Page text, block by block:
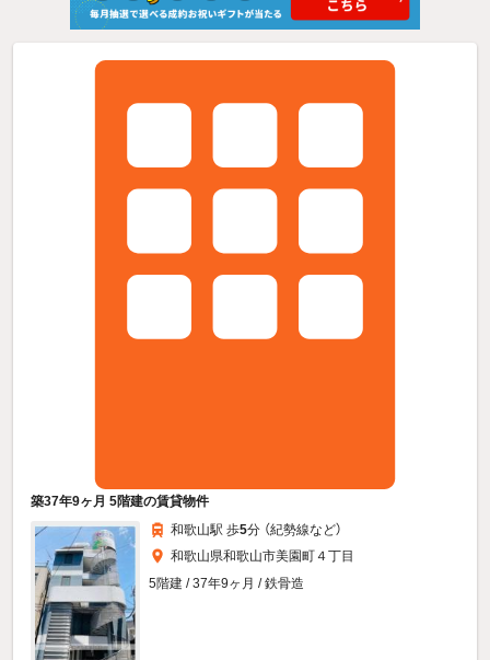
築37年9ヶ月 5階建の賃貸物件
和歌山駅 歩5分 （紀勢線など）
和歌山県和歌山市美園町４丁目
5階建 / 37年9ヶ月 / 鉄骨造